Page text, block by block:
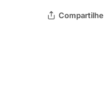
Compartilhe